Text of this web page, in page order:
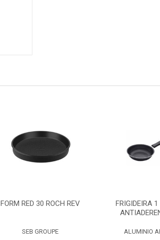
FORM RED 30 ROCH REV
SEB GROUPE
FRIGIDEIRA 1
ALUMINIO